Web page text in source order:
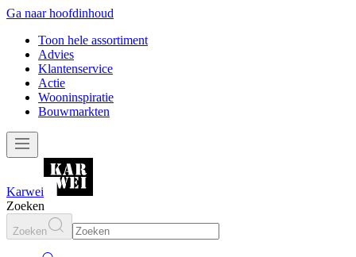
Ga naar hoofdinhoud
Toon hele assortiment
Advies
Klantenservice
Actie
Wooninspiratie
Bouwmarkten
Karwei
Zoeken
Zoeken